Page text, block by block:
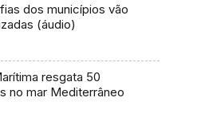
dos municípios vão
(áudio)
resgata 50
no mar Mediterrâneo